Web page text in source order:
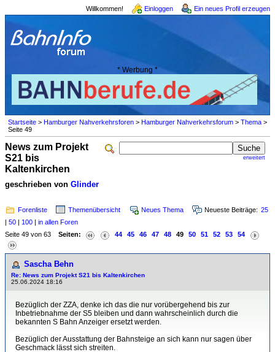
Willkommen! Einloggen Ein neues Profil erzeugen
* Werbung *
Startseite > Hamburger Nahverkehrsforen > Hamburger Nahverkehrsforum > Thema >
Seite 49
erweitert
News zum Projekt
S21 bis
Kaltenkirchen
geschrieben von Glinder
Forenliste Themenübersicht Neues Thema Neueste Beiträge: 25
| 50 | 100 | in allen Foren
Seite 49 von 63 Seiten: 44 45 46 47 48 49 50 51 52 53 54
Sascha Behn
Re: News zum Projekt S21 bis Kaltenkirchen
25.06.2024 18:16
Bezüglich der ZZA, denke ich das die nur vorübergehend bis zur
Inbetriebnahme der S5 bleiben und dann wahrscheinlich durch die
bekannten S Bahn Anzeiger ersetzt werden.
Bezüglich der Ausstattung der Bahnsteige an sich kann nur sagen über
Geschmack lässt sich streiten.